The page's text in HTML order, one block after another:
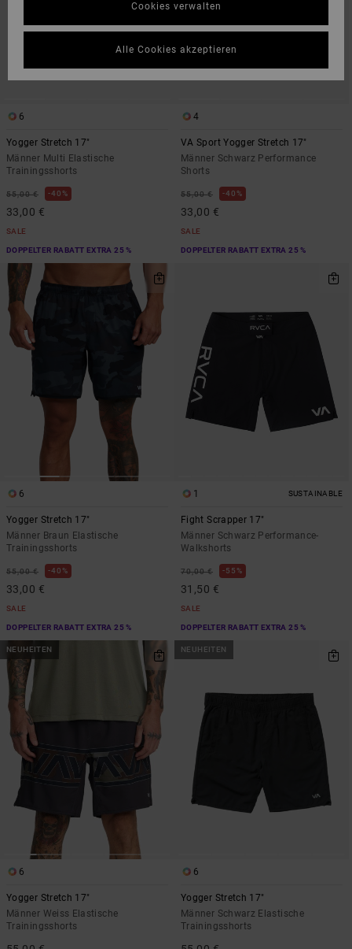
6
Yogger Stretch 17"
Männer Multi Elastische
Trainingsshorts
55,00 € 40%
33,00 €
SALE
DOPPELTER RABATT EXTRA 25 %
4
VA Sport Yogger Stretch 17"
Männer Schwarz Performance
Shorts
55,00 € 40%
33,00 €
SALE
DOPPELTER RABATT EXTRA 25 %
6
Yogger Stretch 17"
Männer Braun Elastische
Trainingsshorts
55,00 € 40%
33,00 €
SALE
DOPPELTER RABATT EXTRA 25 %
1 SUSTAINABLE
Fight Scrapper 17"
Männer Schwarz Performance-
Walkshorts
70,00 € 55%
31,50 €
SALE
DOPPELTER RABATT EXTRA 25 %
NEUHEITEN
6
Yogger Stretch 17"
Männer Weiss Elastische
Trainingsshorts
NEUHEITEN
6
Yogger Stretch 17"
Männer Schwarz Elastische
Trainingsshorts
Cookies verwalten
Alle Cookies akzeptieren